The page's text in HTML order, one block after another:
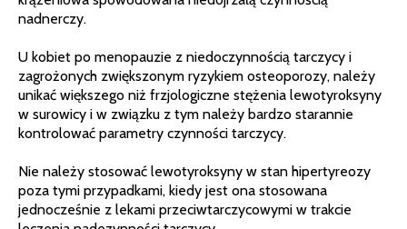
nadnerczy.
U kobiet po menopauzie z niedoczynnością tarczycy i
zagrożonych zwiększonym ryzykiem osteoporozy, należy
unikać większego niż frzjologiczne stężenia lewotyroksyny
w surowicy i w związku z tym należy bardzo starannie
kontrolować parametry czynności tarczycy.
Nie należy stosować lewotyroksyny w stan hipertyreozy
poza tymi przypadkami, kiedy jest ona stosowana
jednocześnie z lekami przeciwtarczycowymi w trakcie